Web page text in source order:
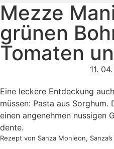
Mezze
grünen
Tomaten
11.
Eine leckere Entdeckung
müssen: Pasta aus Sorghum.
einen angenehmen nussigen
dente.
Rezept von Sanza Monleon,